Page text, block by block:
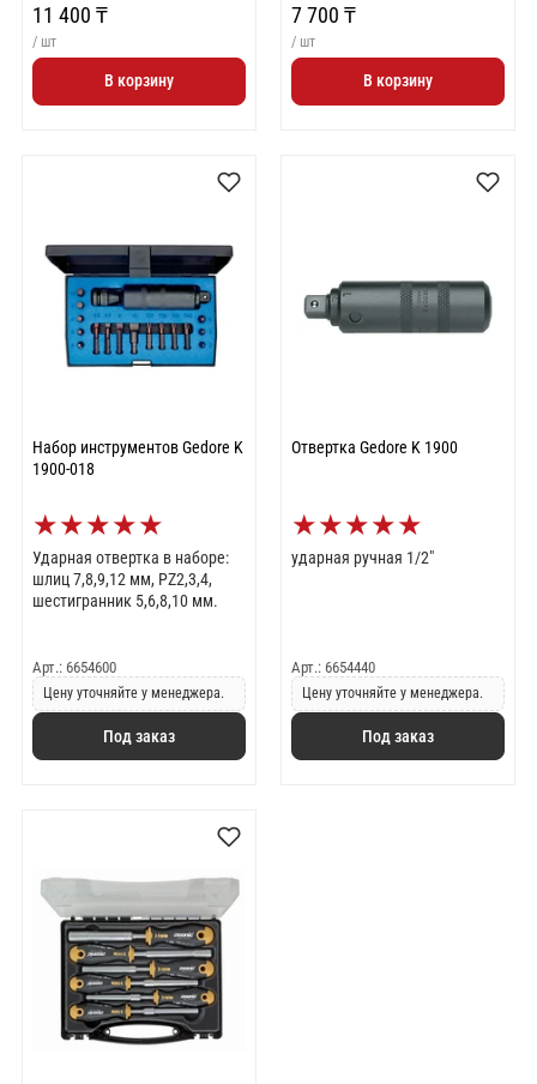
11 400 ₸
/ шт
В корзину
7 700 ₸
/ шт
В корзину
Набор инструментов Gedore K
1900-018
★★★★★
Ударная отвертка в наборе:
шлиц 7,8,9,12 мм, PZ2,3,4,
шестигранник 5,6,8,10 мм.
Арт.: 6654600
Цену уточняйте у менеджера.
Под заказ
Отвертка Gedore K 1900
★★★★★
ударная ручная 1/2"
Арт.: 6654440
Цену уточняйте у менеджера.
Под заказ